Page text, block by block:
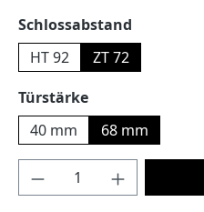
Schlossabstand
HT 92
ZT 72
Türstärkeauswählen
40 mm
68 mm
Produkt Anzahl: